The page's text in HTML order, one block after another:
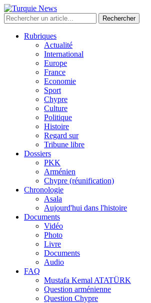
Rechercher
Rubriques
Actualité
International
Europe
France
Economie
Sport
Chypre
Culture
Politique
Histoire
Regard sur
Tribune libre
Dossiers
PKK
Arménien
Chypre (réunification)
Chronologie
Asala
Aujourd'hui dans l'histoire
Documents
Vidéo
Photo
Livre
Documents
Audio
FAQ
Mustafa Kemal ATATÜRK
Question arménienne
Question Chypre